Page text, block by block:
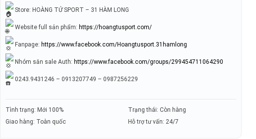
Store: HOÀNG TỬ SPORT – 31 HÀM LONG
Website full sản phẩm: https://hoangtusport.com/
Fanpage: https://www.facebook.com/Hoangtusport.31hamlong
Nhóm săn sale Auth: https://www.facebook.com/groups/299454711064290
0243.9431246 – 0913207749 – 0987256229
Tình trạng: Mới 100%
Giao hàng: Toàn quốc
Trạng thái: Còn hàng
Hỗ trợ tư vấn: 24/7